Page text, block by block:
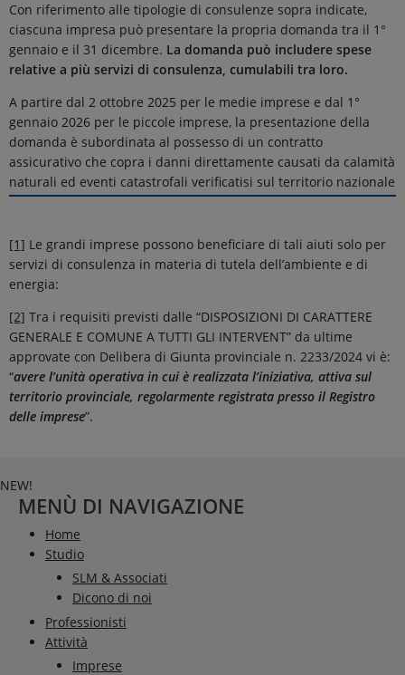
Con riferimento alle tipologie di consulenze sopra indicate,
ciascuna impresa può presentare la propria domanda tra il 1°
gennaio e il 31 dicembre. La domanda può includere spese
relative a più servizi di consulenza, cumulabili tra loro.
A partire dal 2 ottobre 2025 per le medie imprese e dal 1°
gennaio 2026 per le piccole imprese, la presentazione della
domanda è subordinata al possesso di un contratto
assicurativo che copra i danni direttamente causati da calamità
naturali ed eventi catastrofali verificatisi sul territorio nazionale
[1] Le grandi imprese possono beneficiare di tali aiuti solo per
servizi di consulenza in materia di tutela dell’ambiente e di
energia:
[2] Tra i requisiti previsti dalle “DISPOSIZIONI DI CARATTERE
GENERALE E COMUNE A TUTTI GLI INTERVENT” da ultime
approvate con Delibera di Giunta provinciale n. 2233/2024 vi è:
“avere l’unità operativa in cui è realizzata l’iniziativa, attiva sul
territorio provinciale, regolarmente registrata presso il Registro
delle imprese”.
NEW!
MENÙ DI NAVIGAZIONE
Home
Studio
SLM & Associati
Dicono di noi
Professionisti
Attività
Imprese